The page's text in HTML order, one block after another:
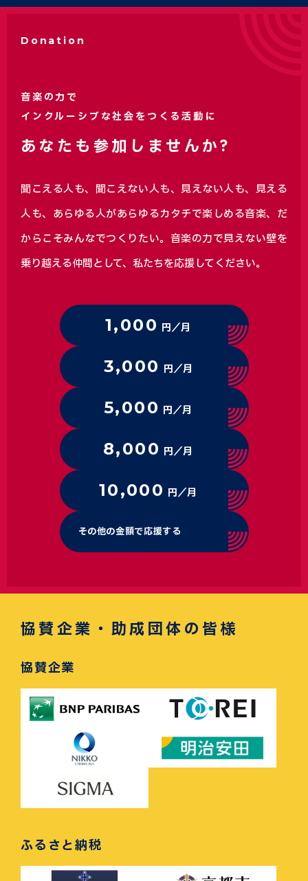
Donation
音楽の力で
インクルーシブな社会をつくる活動に
あなたも参加しませんか?
聞こえる人も、聞こえない人も、見えない人も、見える
人も、あらゆる人があらゆるカタチで楽しめる音楽、 だ
からこそみんなでつくりたい。音楽の力で見えない壁を
乗り越える仲間として、私たちを応援してください。
1,000 円／月
3,000 円／月
5,000 円／月
8,000 円／月
10,000 円／月
その他の金額で応援する
協賛企業・助成団体の皆様
協賛企業
ふるさと納税